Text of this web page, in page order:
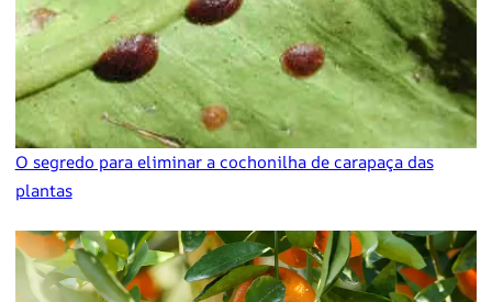
O segredo para eliminar a cochonilha de carapaça das
plantas